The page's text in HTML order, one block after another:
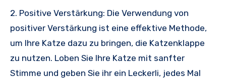
2. Positive Verstärkung: Die Verwendung von
positiver Verstärkung ist eine effektive Methode,
um Ihre Katze dazu zu bringen, die Katzenklappe
zu nutzen. Loben Sie Ihre Katze mit sanfter
Stimme und geben Sie ihr ein Leckerli, jedes Mal